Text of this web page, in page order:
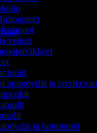
veitset
tuolit
apupöydät ja
ja hoitotuolit